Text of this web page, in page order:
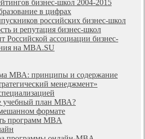
бизнес-школ 2004-2015
в цифрах
российских бизнес-школ
и репутация бизнес-школ
Российской ассоциации бизнес-
на MBA.SU
МВА: принципы и содержание
менеджмент»
учебный план МВА?
формате
программ MBA